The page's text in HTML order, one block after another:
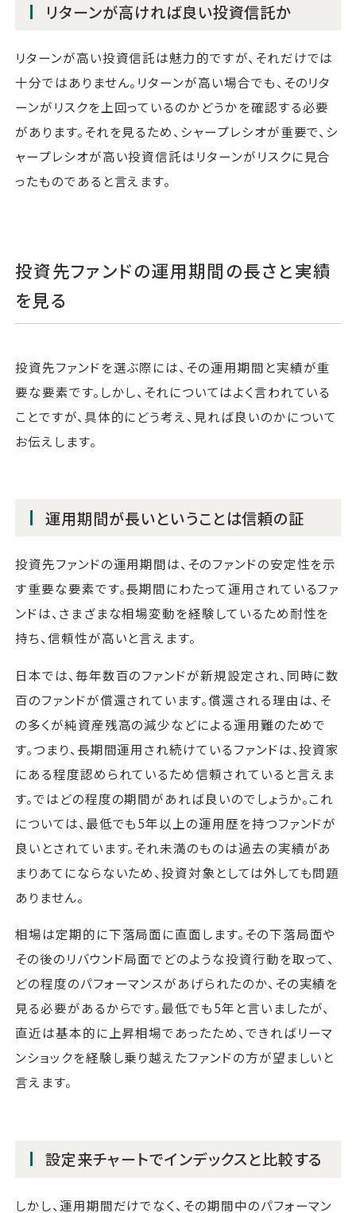
リターンが高ければ良い投資信託か
リターンが高い投資信託は魅力的ですが、それだけでは
十分ではありません。リターンが高い場合でも、そのリタ
ーンがリスクを上回っているのかどうかを確認する必要
があります。それを見るため、シャープレシオが重要で、シ
ャープレシオが高い投資信託はリターンがリスクに見合
ったものであると言えます。
投資先ファンドの運用期間の長さと実績
を見る
投資先ファンドを選ぶ際には、その運用期間と実績が重
要な要素です。しかし、それについてはよく言われている
ことですが、具体的にどう考え、見れば良いのかについて
お伝えします。
運用期間が長いということは信頼の証
投資先ファンドの運用期間は、そのファンドの安定性を示
す重要な要素です。長期間にわたって運用されているファ
ンドは、さまざまな相場変動を経験しているため耐性を
持ち、信頼性が高いと言えます。
日本では、毎年数百のファンドが新規設定され、同時に数
百のファンドが償還されています。償還される理由は、そ
の多くが純資産残高の減少などによる運用難のためで
す。つまり、長期間運用され続けているファンドは、投資家
にある程度認められているため信頼されていると言えま
す。ではどの程度の期間があれば良いのでしょうか。これ
については、最低でも5年以上の運用歴を持つファンドが
良いとされています。それ未満のものは過去の実績があ
まりあてにならないため、投資対象としては外しても問題
ありません。
相場は定期的に下落局面に直面します。その下落局面や
その後のリバウンド局面でどのような投資行動を取って、
どの程度のパフォーマンスがあげられたのか、その実績を
見る必要があるからです。最低でも5年と言いましたが、
直近は基本的に上昇相場であったため、できればリーマ
ンショックを経験し乗り越えたファンドの方が望ましいと
言えます。
設定来チャートでインデックスと比較する
しかし、運用期間だけでなく、その期間中のパフォーマン